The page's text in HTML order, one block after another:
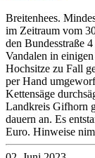
Breitenhees.
im Zeitraum vom
den Bundesstraße
Vandalen in
Hochsitze zu Fall
per Hand
Kettensäge
Landkreis Gifhorn
dauern an. Es
Euro. Hinweise